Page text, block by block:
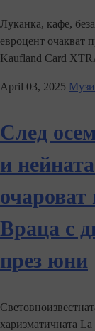
Луканка, кафе,
евроцент очакват
Kaufland Card
April 03, 2025
След
и
Враца с
през юни
харизматичната